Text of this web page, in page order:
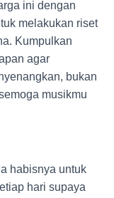
ini dengan
melakukan riset
Kumpulkan
agar
bukan
musikmu
habisnya untuk
hari supaya